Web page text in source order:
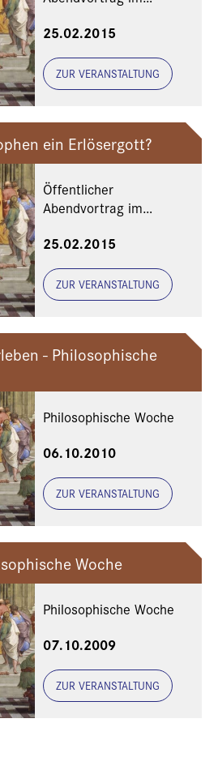
Philosophischen
Meisterkurses
25.02.2015
ZUR VERANSTALTUNG
ein Erlösergott?
Öffentlicher
Abendvortrag im
Philosophischen
Meisterkurses
25.02.2015
ZUR VERANSTALTUNG
- Philosophische
Philosophische Woche
06.10.2010
ZUR VERANSTALTUNG
Woche
Philosophische Woche
07.10.2009
ZUR VERANSTALTUNG